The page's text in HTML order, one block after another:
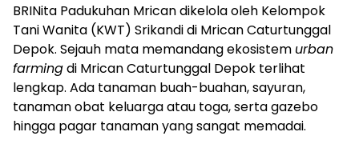
BRINita Padukuhan Mrican dikelola oleh Kelompok
Tani Wanita (KWT) Srikandi di Mrican Caturtunggal
Depok. Sejauh mata memandang ekosistem urban
farmingdi Mrican Caturtunggal Depok terlihat
lengkap. Ada tanaman buah-buahan, sayuran,
tanaman obat keluarga atau toga, serta gazebo
hingga pagar tanaman yang sangat memadai.